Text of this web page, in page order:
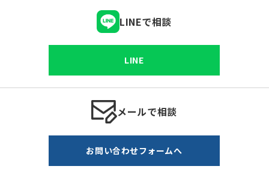
LINEで相談
LINE
メールで相談
お問い合わせフォームへ